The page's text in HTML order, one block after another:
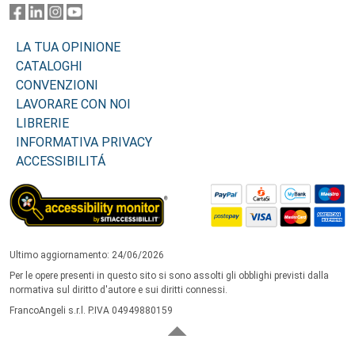
LA TUA OPINIONE
CATALOGHI
CONVENZIONI
LAVORARE CON NOI
LIBRERIE
INFORMATIVA PRIVACY
ACCESSIBILITÁ
Ultimo aggiornamento: 24/06/2026
Per le opere presenti in questo sito si sono assolti gli obblighi previsti dalla
normativa sul diritto d'autore e sui diritti connessi.
FrancoAngeli s.r.l. P.IVA 04949880159